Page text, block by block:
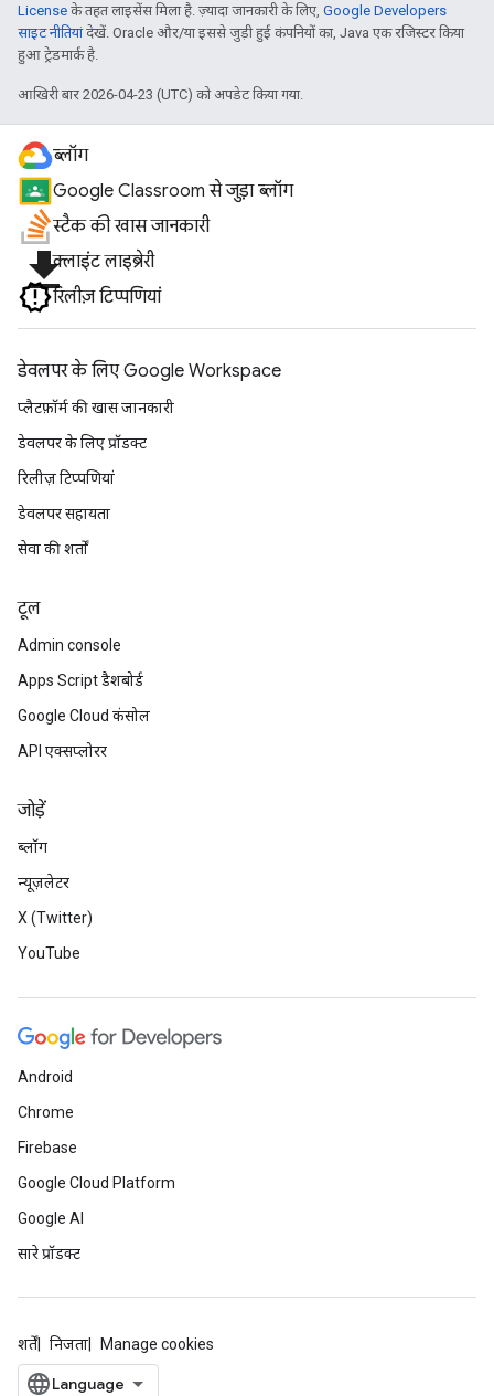
License के तहत लाइसेंस मिला है. ज़्यादा जानकारी के लिए, Google Developers
साइट नीतियांदेखें. Oracle और/या इससे जुड़ी हुई कंपनियों का, Java एक रजिस्टर किया
हुआ ट्रेडमार्क है.
आखिरी बार 2026-04-23 (UTC) को अपडेट किया गया.
ब्लॉग
Google Classroom से जुड़ा ब्लॉग
स्टैक की खास जानकारी
file_downloadक्लाइंट लाइब्रेरी
रिलीज़ टिप्पणियां
डेवलपर के लिए Google Workspace
प्लैटफ़ॉर्म की खास जानकारी
डेवलपर के लिए प्रॉडक्ट
रिलीज़ टिप्पणियां
डेवलपर सहायता
सेवा की शर्तों
टूल
Admin console
Apps Script डैशबोर्ड
Google Cloud कंसोल
API एक्सप्लोरर
जोड़ें
ब्लॉग
न्यूज़लेटर
X (Twitter)
YouTube
Android
Chrome
Firebase
Google Cloud Platform
Google AI
सारे प्रॉडक्ट
शर्तें निजता Manage cookies